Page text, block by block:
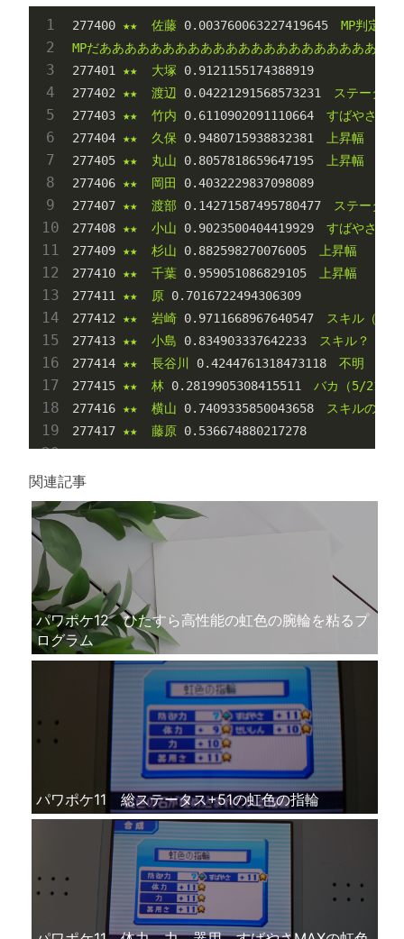
277400 ★★ 佐藤 0.003760063227419645
MP判定
MPだあああああああああああああああああああああああ
277401
★★ 大塚
0.9121155174388919
277402 ★★ 渡辺 0.04221291568573231
ステータス
277403 ★★ 竹内 0.6110902091110664
すばやさ（
277404 ★★ 久保 0.9480715938832381
上昇幅
277405 ★★ 丸山 0.8057818659647195
上昇幅
277406 ★★ 岡田
0.4032229837098089
277407 ★★ 渡部 0.14271587495780477
ステータス
277408 ★★ 小山 0.9023500404419929
すばやさ（
277409 ★★ 杉山 0.882598270076005
上昇幅
277410 ★★ 千葉 0.959051086829105
上昇幅
277411
★★ 原 0.7016722494306309
277412 ★★ 岩崎 0.9711668967640547
スキル（
277413 ★★ 小島 0.834903337642233
スキル？
277414 ★★ 長谷川 0.4244761318473118
不明
277415 ★★ 林 0.2819905308415511
バカ（5/21-6/
277416 ★★ 横山 0.7409335850043658
スキルの上
277417 ★★ 藤原 0.536674880217278
関連記事
パワポケ12 ひたすら高性能の虹色の腕輪を粘るプ
ログラム
パワポケ11 総ステータス+51の虹色の指輪